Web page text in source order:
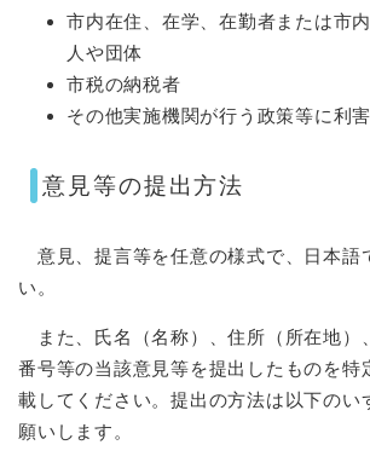
市内在住、在学、在勤者または市
人や団体
市税の納税者
その他実施機関が行う政策等に利
意見等の提出方法
意見、提言等を任意の様式で、日本語
い。
また、氏名（名称）、住所（所在地）
番号等の当該意見等を提出したものを特
載してください。提出の方法は以下のい
願いします。